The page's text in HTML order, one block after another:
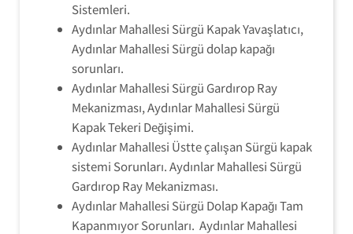
Sistemleri.
Aydınlar Mahallesi Sürgü Kapak Yavaşlatıcı,
Aydınlar Mahallesi Sürgü dolap kapağı
sorunları.
Aydınlar Mahallesi Sürgü Gardırop Ray
Mekanizması, Aydınlar Mahallesi Sürgü
Kapak Tekeri Değişimi.
Aydınlar Mahallesi Üstte çalışan Sürgü kapak
sistemi Sorunları. Aydınlar Mahallesi Sürgü
Gardırop Ray Mekanizması.
Aydınlar Mahallesi Sürgü Dolap Kapağı Tam
Kapanmıyor Sorunları. Aydınlar Mahallesi